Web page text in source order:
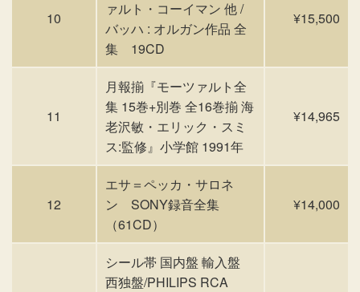
10
ァルト・コーイマン 他 /
バッハ : オルガン作品 全
集 19CD
¥15,500
11
月報揃『モーツァルト全
集 15巻+別巻 全16巻揃 海
老沢敏・エリック・スミ
ス:監修』小学館 1991年
¥14,965
12
エサ＝ペッカ・サロネ
ン SONY録音全集
（61CD）
¥14,000
シール帯 国内盤 輸入盤
西独盤/PHILIPS RCA